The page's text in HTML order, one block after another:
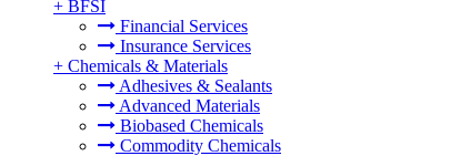
+ BFSI
Financial Services
Insurance Services
+ Chemicals & Materials
Adhesives & Sealants
Advanced Materials
Biobased Chemicals
Commodity Chemicals